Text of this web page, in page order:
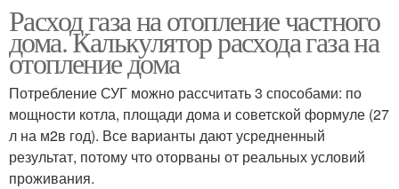
Расход газа на отопление частного
дома. Калькулятор расхода газа на
отопление дома
Потребление СУГ можно рассчитать 3 способами: по
мощности котла, площади дома и советской формуле (27
л на м2в год). Все варианты дают усредненный
результат, потому что оторваны от реальных условий
проживания.